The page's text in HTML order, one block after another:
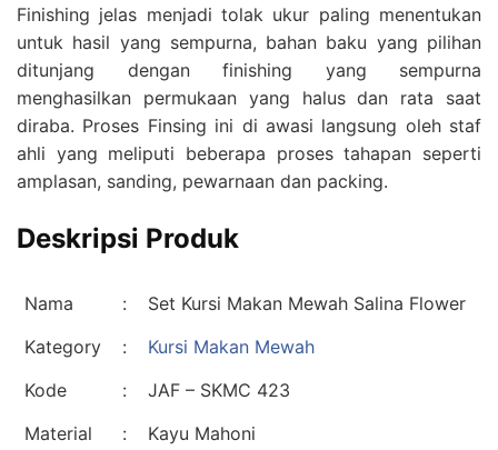
Finishing jelas menjadi tolak ukur paling menentukan
untuk hasil yang sempurna, bahan baku yang pilihan
ditunjang dengan finishing yang sempurna
menghasilkan permukaan yang halus dan rata saat
diraba. Proses Finsing ini di awasi langsung oleh staf
ahli yang meliputi beberapa proses tahapan seperti
amplasan, sanding, pewarnaan dan packing.
Deskripsi Produk
Nama :
Set Kursi Makan Mewah Salina Flower
Kategory
:
Kursi Makan Mewah
Kode
:
JAF – SKMC 423
Material
:
Kayu Mahoni